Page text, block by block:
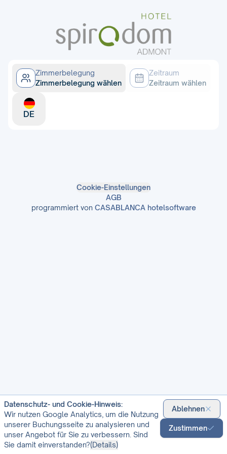
Datenschutz- und Cookie-Hinweis:
Wir nutzen Google Analytics, um die Nutzung
unserer Buchungsseite zu analysieren und
unser Angebot für Sie zu verbessern. Sind
Sie damit einverstanden?(Details)
Ablehnen
Zustimmen
Zimmerbelegung
Zimmerbelegung wählen
Zeitraum
Zeitraum wählen
DE
Cookie-Einstellungen
AGB
programmiert von CASABLANCA hotelsoftware